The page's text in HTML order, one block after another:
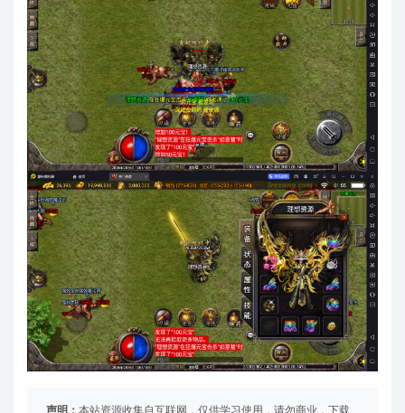
声明： 本站资源收集自互联网，仅供学习使用，请勿商业，下载